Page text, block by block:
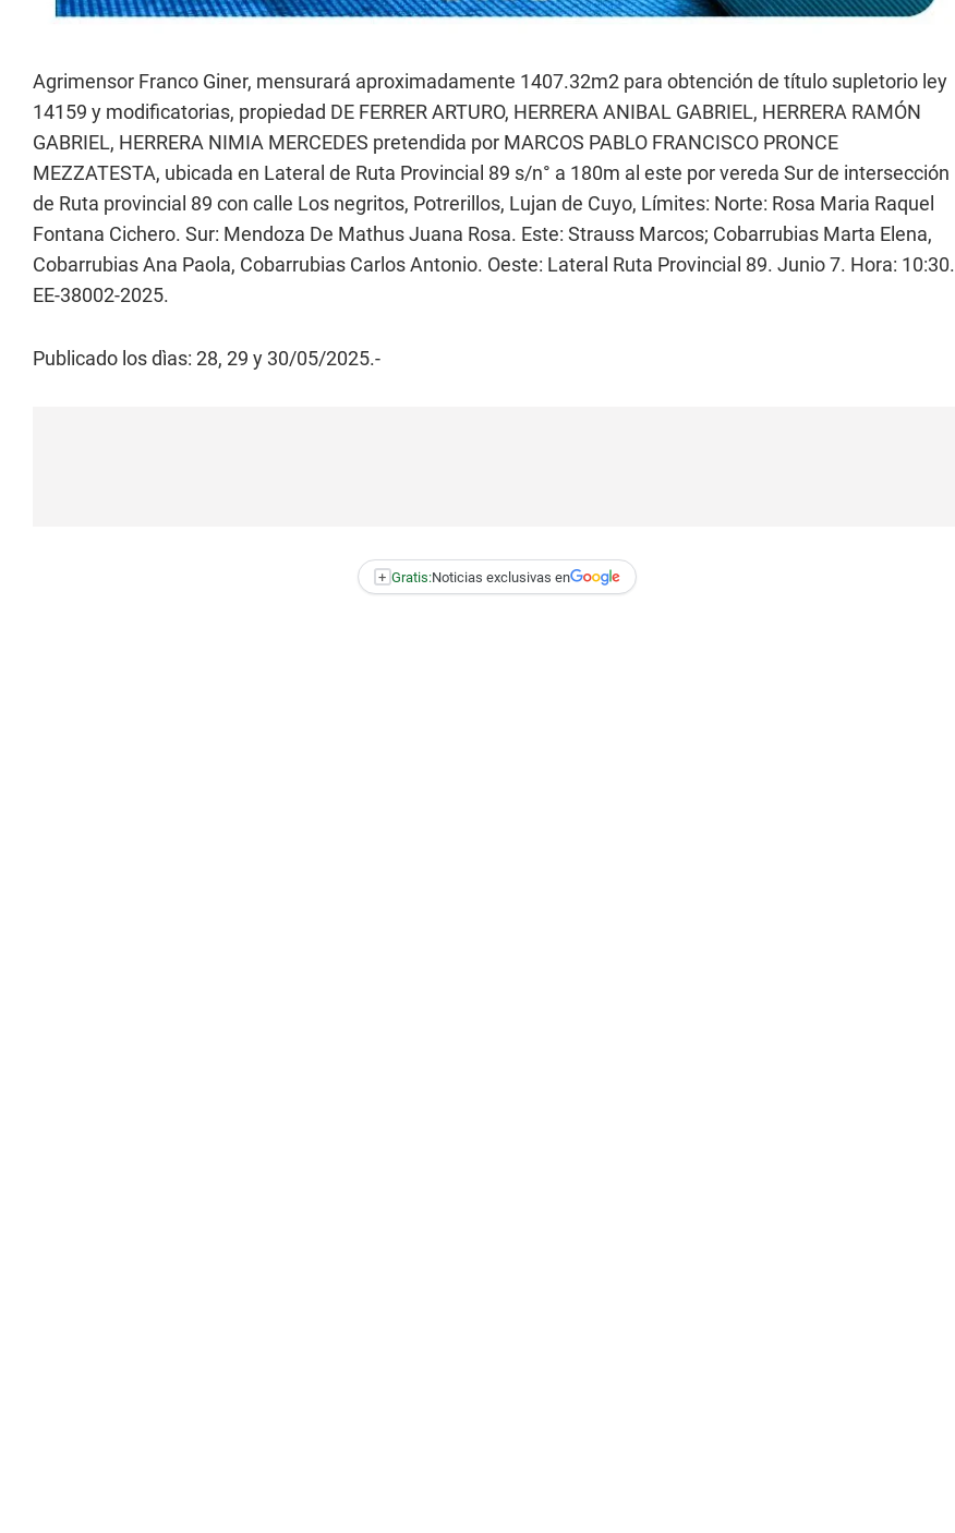
Agrimensor Franco Giner, mensurará aproximadamente 1407.32m2 para obtención de título supletorio ley
14159 y modificatorias, propiedad DE FERRER ARTURO, HERRERA ANIBAL GABRIEL, HERRERA RAMÓN
GABRIEL, HERRERA NIMIA MERCEDES pretendida por MARCOS PABLO FRANCISCO PRONCE
MEZZATESTA, ubicada en Lateral de Ruta Provincial 89 s/n° a 180m al este por vereda Sur de intersección
de Ruta provincial 89 con calle Los negritos, Potrerillos, Lujan de Cuyo, Límites: Norte: Rosa Maria Raquel
Fontana Cichero. Sur: Mendoza De Mathus Juana Rosa. Este: Strauss Marcos; Cobarrubias Marta Elena,
Cobarrubias Ana Paola, Cobarrubias Carlos Antonio. Oeste: Lateral Ruta Provincial 89. Junio 7. Hora: 10:30.
EE-38002-2025.
Publicado los dìas: 28, 29 y 30/05/2025.-
+ Gratis:Noticias exclusivas en